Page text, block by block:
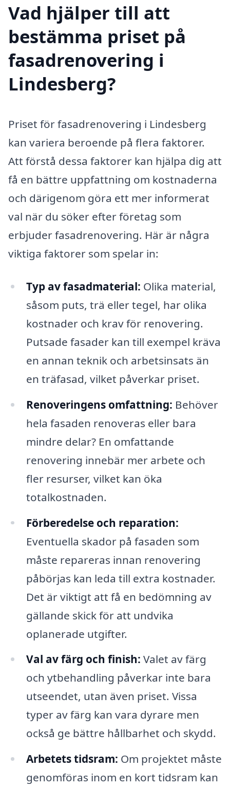
Vad hjälper till att
bestämma priset på
fasadrenovering i
Lindesberg?
Priset för fasadrenovering i Lindesberg
kan variera beroende på flera faktorer.
Att förstå dessa faktorer kan hjälpa dig att
få en bättre uppfattning om kostnaderna
och därigenom göra ett mer informerat
val när du söker efter företag som
erbjuder fasadrenovering. Här är några
viktiga faktorer som spelar in:
Typ av fasadmaterial: Olika material,
såsom puts, trä eller tegel, har olika
kostnader och krav för renovering.
Putsade fasader kan till exempel kräva
en annan teknik och arbetsinsats än
en träfasad, vilket påverkar priset.
Renoveringens omfattning: Behöver
hela fasaden renoveras eller bara
mindre delar? En omfattande
renovering innebär mer arbete och
fler resurser, vilket kan öka
totalkostnaden.
Förberedelse och reparation:
Eventuella skador på fasaden som
måste repareras innan renovering
påbörjas kan leda till extra kostnader.
Det är viktigt att få en bedömning av
gällande skick för att undvika
oplanerade utgifter.
Val av färg och finish: Valet av färg
och ytbehandling påverkar inte bara
utseendet, utan även priset. Vissa
typer av färg kan vara dyrare men
också ge bättre hållbarhet och skydd.
Arbetets tidsram: Om projektet måste
genomföras inom en kort tidsram kan